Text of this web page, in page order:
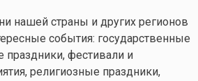
нашей страны и других регионов
события: государственные
праздники, фестивали и
религиозные праздники,